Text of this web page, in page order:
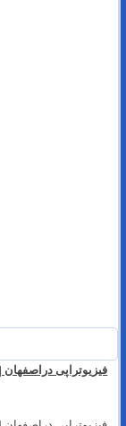
فیزیوتراپی